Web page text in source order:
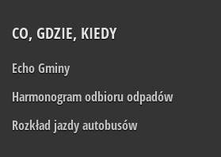
CO, GDZIE, KIEDY
Echo Gminy
Harmonogram odbioru odpadów
Rozkład jazdy autobusów